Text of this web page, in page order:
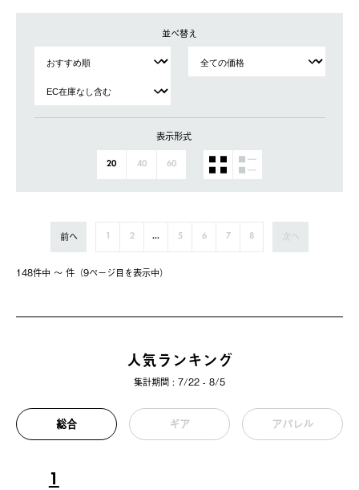
並べ替え
表示形式
20 40 60
148件中 〜 件（9ページ⽬を表⽰中）
前へ 1 2 ... 5 6 7 8 次へ
人気ランキング
集計期間 : 7/22 - 8/5
総合 ギア アパレル
1